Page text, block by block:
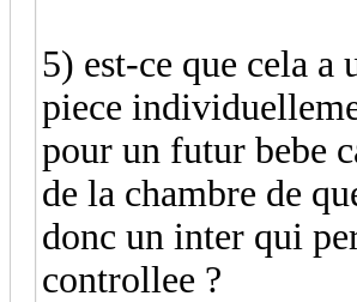
5) est-ce que cela a
piece
pour un futur bebe
de la chambre de
donc un inter qui
controllee ?